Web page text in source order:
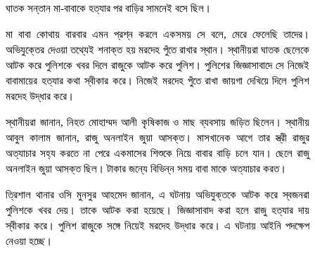
ঘাতক সন্তান মা-বাবাকে হত্যার পর বাড়ির সামনেই বসে ছিল।
মা বাবা কোথায় বারবার এমন প্রশ্ন করলে একসময় সে বলে, মেরে ফেলেছি তাদের।
অভিযুক্তের দেওয়া তথ্যেই শনাক্ত হয় মরদেহ পুঁতে রাখার স্থান। স্থানীয়রা ঘাতক ছেলেকে
আটক করে পুলিশকে খবর দিলে রাজুকে আটক করে পুলিশ। পুলিশের জিজ্ঞাসাবাদে সে নিজেই
বাবামায়ের হত্যার কথা স্বীকার করে। নিজেই মরদেহ পুঁতে রাখা জায়গা দেখিয়ে দিলে পুলিশ
মরদেহ উদ্ধার করে।
স্থানীয়রা জানান, নিহত মোহাম্মদ আলী কৃষিকাজ ও মাছ ব্যবসায় জড়িত ছিলেন। স্থানীয়
আবুল কালাম জানান, রাজু অনলাইন জুয়া আসক্ত। মাসখানেক আগে তার স্ত্রী রাজুর
অত্যাচার সহ্য করতে না পেরে একমাসের শিশুকে নিয়ে বাবার বাড়ি চলে যান। ছেলে রাজু
অনলাইন জুয়া আসক্ত ছিল। টাকার জন্যে বিভিন্ন সময় বাবা মাকে অত্যাচার করত।
ত্রিশাল থানার ওসি মুনসুর আহমেদ জানান, এ ঘটনায় অভিযুক্তকে আটক করে স্বজনরা
পুলিশকে খবর দেয়। তাকে আটক করা হয়েছে। জিজ্ঞাসাবাদ করা হলে রাজু হত্যার দায়
স্বীকার করে। পুলিশ রাজুকে সঙ্গে নিয়েই মরদেহ উদ্ধার করে। এ ঘটনায় আইনি পদক্ষেপ
নেওয়া হচ্ছে।